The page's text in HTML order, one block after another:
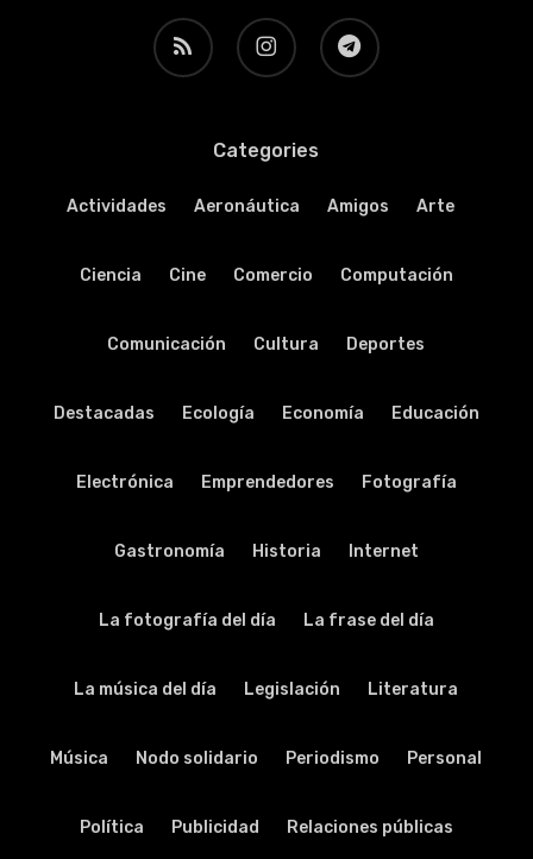
RSS instagram telegram
Categories
Actividades Aeronáutica Amigos Arte
Ciencia Cine Comercio Computación
Comunicación Cultura Deportes
Destacadas Ecología Economía Educación
Electrónica Emprendedores Fotografía
Gastronomía Historia Internet
La fotografía del día La frase del día
La música del día Legislación Literatura
Música Nodo solidario Periodismo Personal
Política Publicidad Relaciones públicas